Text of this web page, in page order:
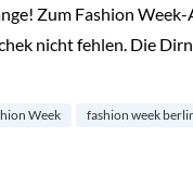
Zum Fashion
nicht fehlen. Die
Store Berlin“
Week fashion week